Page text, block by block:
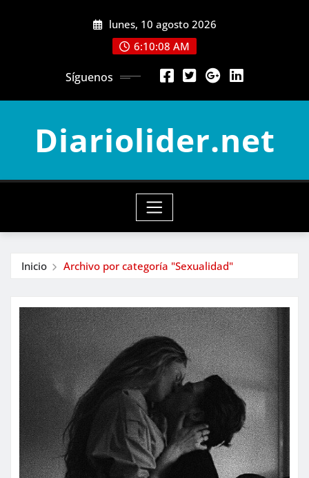
lunes, 10 agosto 2026
6:10:09 AM
Síguenos
Diariolider.net
Inicio Archivo por categoría "Sexualidad"